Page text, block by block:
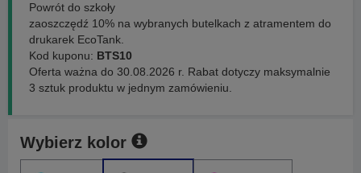
Powrót do szkoły
zaoszczędź 10% na wybranych butelkach z atramentem do
drukarek EcoTank.
Kod kuponu: BTS10
Oferta ważna do 30.08.2026 r. Rabat dotyczy maksymalnie
3 sztuk produktu w jednym zamówieniu.
Wybierz kolor